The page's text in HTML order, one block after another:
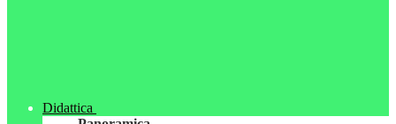
Didattica